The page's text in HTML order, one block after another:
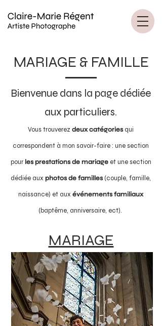
MARIAGE & FAMILLE
Bienvenue dans la page dédiée
aux particuliers.
Vous trouverez deux catégoriesqui
correspondent à mon savoir-faire : une section
pour les prestations de mariage et une section
dédiée aux photos de familles(couple, famille,
naissance) et aux événements familiaux
(baptême, anniversaire, ect).
MARIAGE